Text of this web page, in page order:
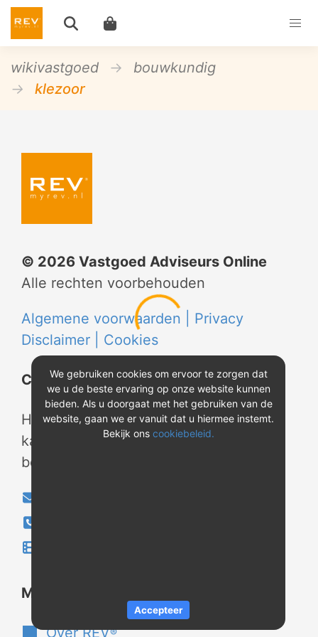
wikivastgoed
bouwkundig
klezoor
© 2026 Vastgoed Adviseurs Online
Alle rechten voorbehouden
Algemene voorwaarden | Privacy
Disclaimer | Cookies
Contact
Heeft u vragen? Neem tijdens
kantooruren contact met ons op of
bekijk onze instructievideo's.
Meer over REV
Over REV®
We gebruiken cookies om ervoor te zorgen dat
we u de beste ervaring op onze website kunnen
bieden. Als u doorgaat met het gebruiken van de
website, gaan we er vanuit dat u hiermee instemt.
Bekijk ons cookiebeleid.
Accepteer